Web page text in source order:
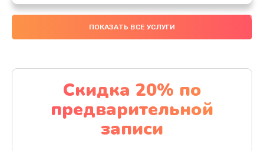
Замена колец
1250 руб.
Замена скобок
1250 руб.
Заказать
ПОКАЗАТЬ ВСЕ УСЛУГИ
Скидка 20% по
предварительной
записи